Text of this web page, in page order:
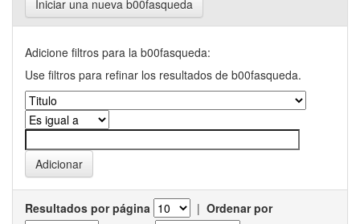
Iniciar una nueva b00fasqueda
Adicione filtros para la b00fasqueda:
Use filtros para refinar los resultados de b00fasqueda.
Resultados por página | Ordenar por